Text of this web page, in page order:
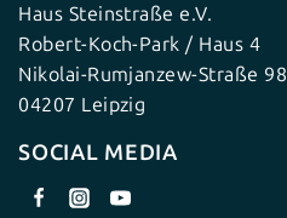
Haus Steinstraße e.V.
Robert-Koch-Park / Haus 4
Nikolai-Rumjanzew-Straße 98
04207 Leipzig
SOCIAL MEDIA